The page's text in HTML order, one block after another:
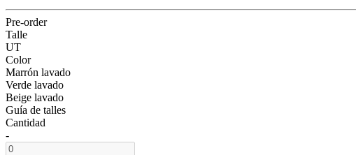
Pre-order
Talle
UT
Color
Marrón lavado
Verde lavado
Beige lavado
Guía de talles
Cantidad
-